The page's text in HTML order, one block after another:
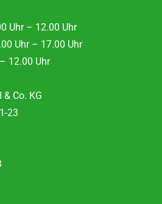
Uhr – 12.00 Uhr
Uhr – 17.00 Uhr
12.00 Uhr
& Co. KG
23